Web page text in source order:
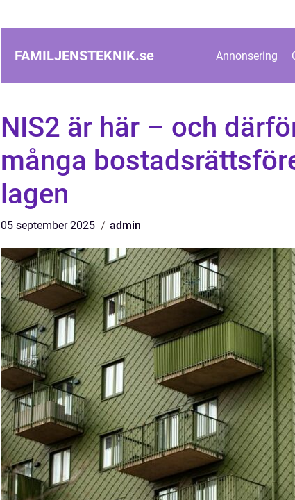
FAMILJENSTEKNIK.se Annonsering
NIS2 är här – och
många
lagen
05 september 2025 admin